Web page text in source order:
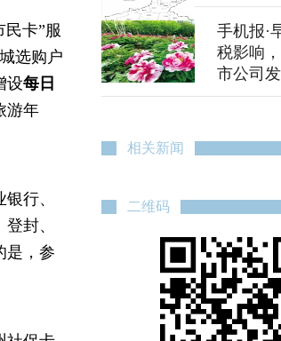
卡”服
选购户
设每日
游年
行、
封、
是，参
手机报·
税影响
市公司
部：俄
相关新闻
二维码